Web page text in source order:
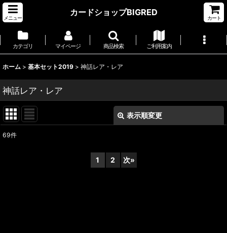
メニュー
カードショップBIGRED
カート
カテゴリ マイページ 商品検索 ご利用案内
ホーム > 基本セット2019 > 神話レア・レア
神話レア・レア
表示順変更
69件
1 2 次»